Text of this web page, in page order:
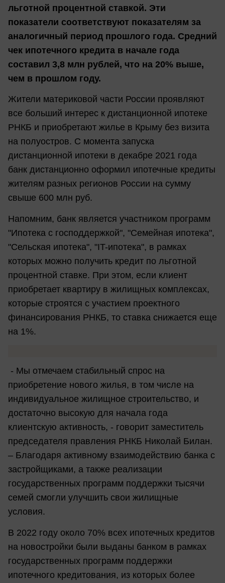
льготной процентной ставкой. Эти
показатели соответствуют показателям за
аналогичный период прошлого года. Средний
чек ипотечного кредита в начале года
составил 3,8 млн рублей, что на 20% выше,
чем в прошлом году.
Жители материковой части России проявляют
все больший интерес к дистанционной ипотеке
РНКБ и приобретают жилье в Крыму без визита
на полуостров. С момента запуска
дистанционной ипотеки в декабре 2021 года
банк дистанционно оформил ипотечные кредиты
жителям разных регионов России на сумму
свыше 600 млн руб.
Напомним, банк является участником программ
"Ипотека с господдержкой", "Семейная ипотека",
"Сельская ипотека", "IT-ипотека", в рамках
которых можно получить кредит по льготной
процентной ставке. При этом, если клиент
приобретает квартиру в жилищных комплексах,
которые строятся с участием проектного
финансирования РНКБ, то ставка снижается еще
на 1%.
- Мы отмечаем стабильный спрос на
приобретение нового жилья, в том числе на
индивидуальное жилищное строительство, и
достаточно высокую для начала года
клиентскую активность, - говорит заместитель
председателя правления РНКБ Николай Билан.
– Благодаря активному взаимодействию банка с
застройщиками, а также реализации
государственных программ поддержки тысячи
семей смогли улучшить свои жилищные
условия.
В 2022 году около 70% всех ипотечных кредитов
на новостройки были выданы банком в рамках
государственных программ поддержки
ипотечного кредитования, из которых более